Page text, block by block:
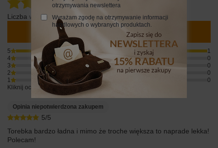
Liczba wystawionych opinii: 1
Napisz swoją opinię
5
1
4
0
3
0
2
0
1
0
Kliknij ocenę aby filtrować opinie
5/5
Opinia niepotwierdzona zakupem
Torebka bardzo ładna i mimo że troche większa to naprade lekka!
Polecam!
otrzymywania newslettera
Wyrażam zgodę na otrzymywanie informacji
handlowych o wybranych produktach.